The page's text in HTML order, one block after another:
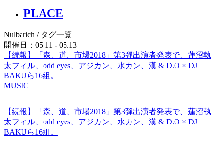
PLACE
Nulbarich / タグ一覧
開催日：05.11 - 05.13
【続報】「森、道、市場2018」第3弾出演者発表で、蓮沼執
太フィル、odd eyes、アジカン、水カン、漢 & D.O × DJ
BAKUら16組。
MUSIC
【続報】「森、道、市場2018」第3弾出演者発表で、蓮沼執
太フィル、odd eyes、アジカン、水カン、漢 & D.O × DJ
BAKUら16組。